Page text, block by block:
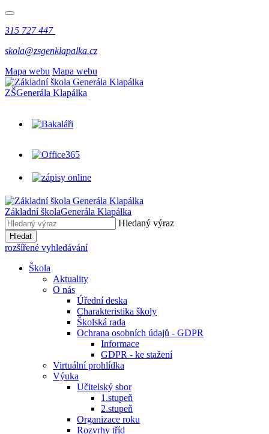
315 727 447
skola@zsgenklapalka.cz
Mapa webu Mapa webu
ZŠGenerála Klapálka
Základní školaGenerála Klapálka
Hledaný výraz
Hledat
rozšířené vyhledávání
Škola
Aktuality
O nás
Úřední deska
Charakteristika školy
Školská rada
Ochrana osobních údajů - GDPR
Informace
GDPR - ke stažení
Virtuální prohlídka
Výuka
Učitelský sbor
1.stupeň
2.stupeň
Organizace roku
Rozvrhy tříd